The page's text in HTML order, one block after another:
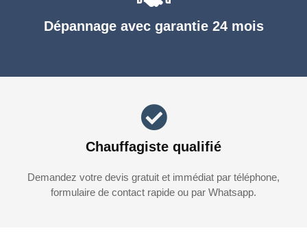
Dépannage avec garantie 24 mois
Chauffagiste qualifié
Demandez votre devis gratuit et immédiat par téléphone,
formulaire de contact rapide ou par Whatsapp.